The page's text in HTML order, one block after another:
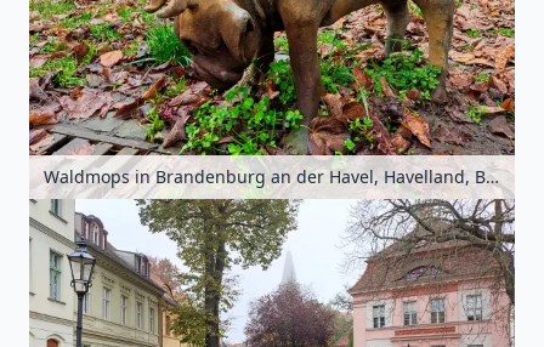
Waldmops in Brandenburg an der Havel, Havelland, Brandenburg, Deutschland